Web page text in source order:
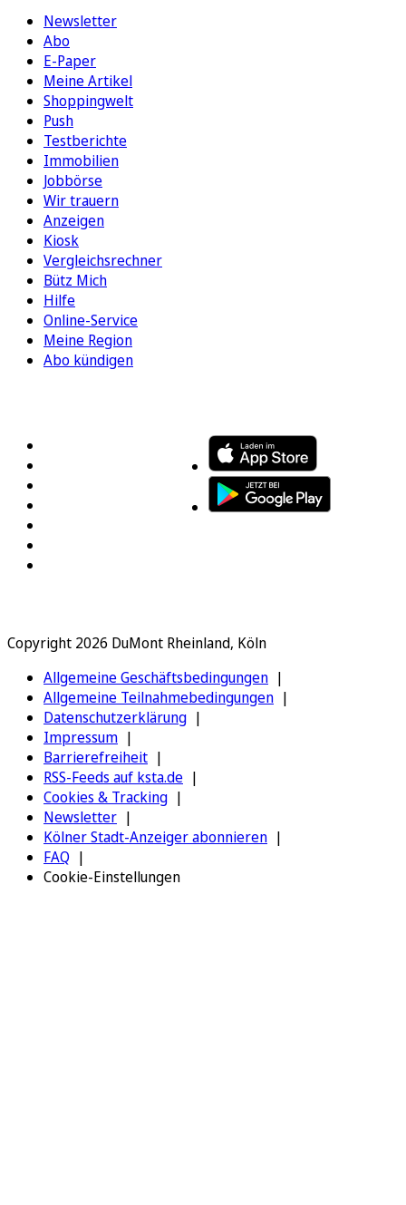
Newsletter
Abo
E-Paper
Meine Artikel
Shoppingwelt
Push
Testberichte
Immobilien
Jobbörse
Wir trauern
Anzeigen
Kiosk
Vergleichsrechner
Bütz Mich
Hilfe
Online-Service
Meine Region
Abo kündigen
Copyright 2026 DuMont Rheinland, Köln
Allgemeine Geschäftsbedingungen
Allgemeine Teilnahmebedingungen
Datenschutzerklärung
Impressum
Barrierefreiheit
RSS-Feeds auf ksta.de
Cookies & Tracking
Newsletter
Kölner Stadt-Anzeiger abonnieren
FAQ
Cookie-Einstellungen